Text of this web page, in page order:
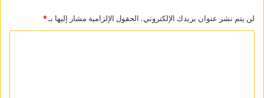
لن يتم نشر عنوان بريدك الإلكتروني. الحقول الإلزامية مشار إليها بـ*